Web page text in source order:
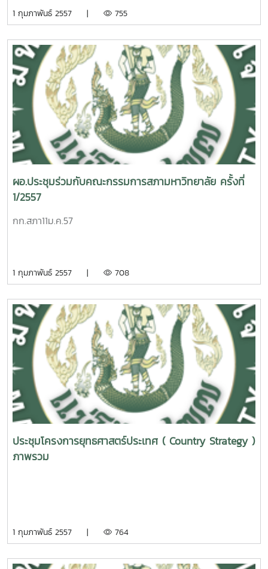
1 กุมภาพันธ์ 2557 | 755
ผอ.ประชุมร่วมกับคณะกรรมการสภามหาวิทยาลัย ครั้งที่
1/2557
กก.สภา11ม.ค.57
1 กุมภาพันธ์ 2557 | 708
ประชุมโครงการยุทธศาสตร์ประเทศ ( Country Strategy )
ภาพรวม
1 กุมภาพันธ์ 2557 | 764